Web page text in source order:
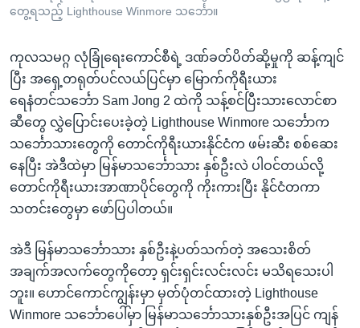
ရန်
ရန်
နေရာ
သို့
ကျော်
ရန်
တွေ့ရသည့် Lighthouse Winmore သင်္ဘော။
ကုလသမဂ္ဂ လုံခြုံရေးကောင်စီရဲ့ ဒဏ်ခတ်ပိတ်ဆို့မှုကို ဆန့်ကျင်
ပြီး အရှေ့တရုတ်ပင်လယ်ပြင်မှာ မြောက်ကိုရီးယား
ရေနံတင်သင်္ဘော Sam Jong 2 ထဲကို သန့်စင်ပြီးသားလောင်စာ
ဆီတွေ လွှဲပြောင်းပေးခဲ့တဲ့ Lighthouse Winmore သင်္ဘောက
သင်္ဘောသားတွေကို တောင်ကိုရီးယားနိုင်ငံက ဖမ်းဆီး စစ်ဆေး
နေပြီး အဲဒီထဲမှာ မြန်မာသင်္ဘောသား နှစ်ဦးလဲ ပါဝင်တယ်လို့
တောင်ကိုရီးယားအာဏာပိုင်တွေကို ကိုးကားပြီး နိုင်ငံတကာ
သတင်းတွေမှာ ဖော်ပြပါတယ်။
အဲဒီ မြန်မာသင်္ဘောသား နှစ်ဦးနဲ့ပတ်သက်တဲ့ အသေးစိတ်
အချက်အလက်တွေကိုတော့ ရှင်းရှင်းလင်းလင်း မသိရသေးပါ
ဘူး။ ဟောင်ကောင်ကျွန်းမှာ မှတ်ပုံတင်ထားတဲ့ Lighthouse
Winmore သင်္ဘောပေါ်မှာ မြန်မာသင်္ဘောသားနှစ်ဦးအပြင် ကျန်